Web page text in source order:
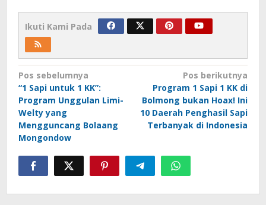
Ikuti Kami Pada
Navigasi
pos
Pos sebelumnya
“1 Sapi untuk 1 KK”:
Program Unggulan Limi-
Welty yang
Mengguncang Bolaang
Mongondow
Pos berikutnya
Program 1 Sapi 1 KK di
Bolmong bukan Hoax! Ini
10 Daerah Penghasil Sapi
Terbanyak di Indonesia